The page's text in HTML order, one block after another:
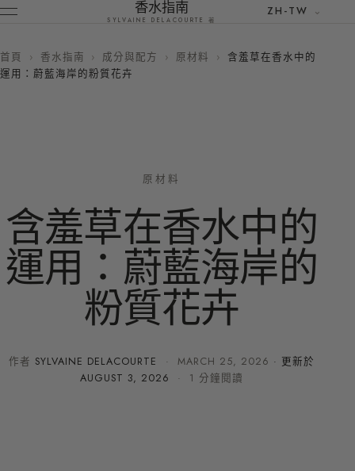
香水指南
SYLVAINE DELACOURTE 著
ZH-TW
首頁 › 香水指南 › 成分與配方 › 原材料 ›
含羞草在香水中的
運用：蔚藍海岸的粉質花卉
原材料
含羞草在香水中的
運用：蔚藍海岸的
粉質花卉
作者 SYLVAINE DELACOURTE · MARCH 25, 2026 · 更新於
AUGUST 3, 2026
· 1 分鐘閱讀